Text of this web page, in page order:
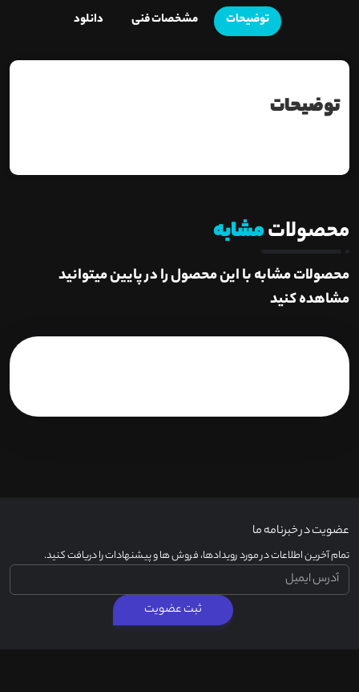
توضیحات مشخصات فنی دانلود
توضیحات
محصولاتمشابه
محصولات مشابه با این محصول را در پایین میتوانید
مشاهده کنید
عضویت در خبرنامه ما
تمام آخرین اطلاعات در مورد رویدادها، فروش ها و پیشنهادات را دریافت کنید.
ثبت عضویت